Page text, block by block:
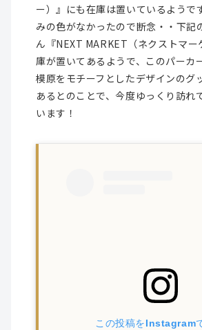
ー）』にも在庫は置いているようで
みの色がなかったので断念・・下記
ん『NEXT MARKET（ネクストマー
庫が置いてあるようで、このパーカ
模原をモチーフとしたデザインのグ
あるとのことで、今度ゆっくり訪れ
います！
この投稿をInstagram